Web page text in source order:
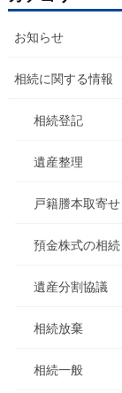
お知らせ
相続に関する情報
相続登記
遺産整理
戸籍謄本取寄せ
預金株式の相続
遺産分割協議
相続放棄
相続一般